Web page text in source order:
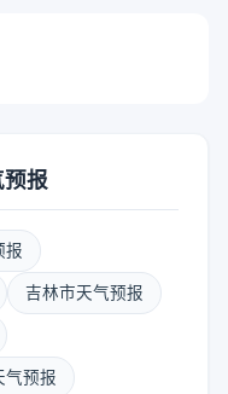
报
报
吉林市天气预报
气预报